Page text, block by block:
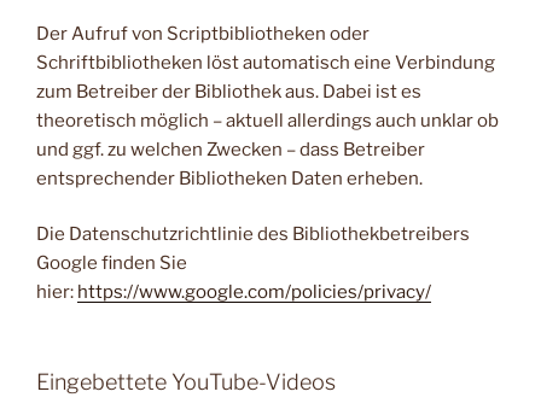
Der Aufruf von Scriptbibliotheken oder
Schriftbibliotheken löst automatisch eine Verbindung
zum Betreiber der Bibliothek aus. Dabei ist es
theoretisch möglich – aktuell allerdings auch unklar ob
und ggf. zu welchen Zwecken – dass Betreiber
entsprechender Bibliotheken Daten erheben.
Die Datenschutzrichtlinie des Bibliothekbetreibers
Google finden Sie
hier: https://www.google.com/policies/privacy/
Eingebettete YouTube-Videos